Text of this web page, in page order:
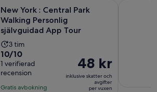
New York : Central Park
Walking Personlig
självguidad App Tour
Aktivitetens
längd
är
3
timmar
3 tim
10.0
av
10
med
10/10
1 verifierad
recension
Gratis avbokning
Priset
är
48 kr
48 kr
inklusive skatter och
avgifter
per vuxen